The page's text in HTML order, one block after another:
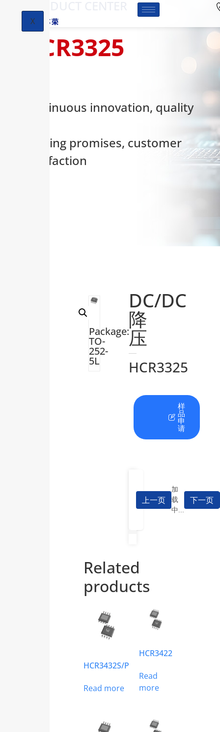
X
HCR3325
Continuous innovation, quality
keeping promises, customer
satisfaction
Package:
TO-
252-
5L
DC/DC
降
压
HCR3325
料
下
样
品
申
请
上一页
加
载
中...
下一页
Related
products
HCR3432S/P
Read more
HCR3422
Read
more